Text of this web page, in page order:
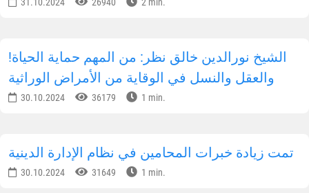
!الشيخ نورالدين خالق نظر: من المهم حماية الحياة
والعقل والنسل في الوقاية من الأمراض الوراثية
30.10.2024 36179 1 min.
تمت زيادة خبرات المحامين في نظام الإدارة الدينية
30.10.2024 31649 1 min.